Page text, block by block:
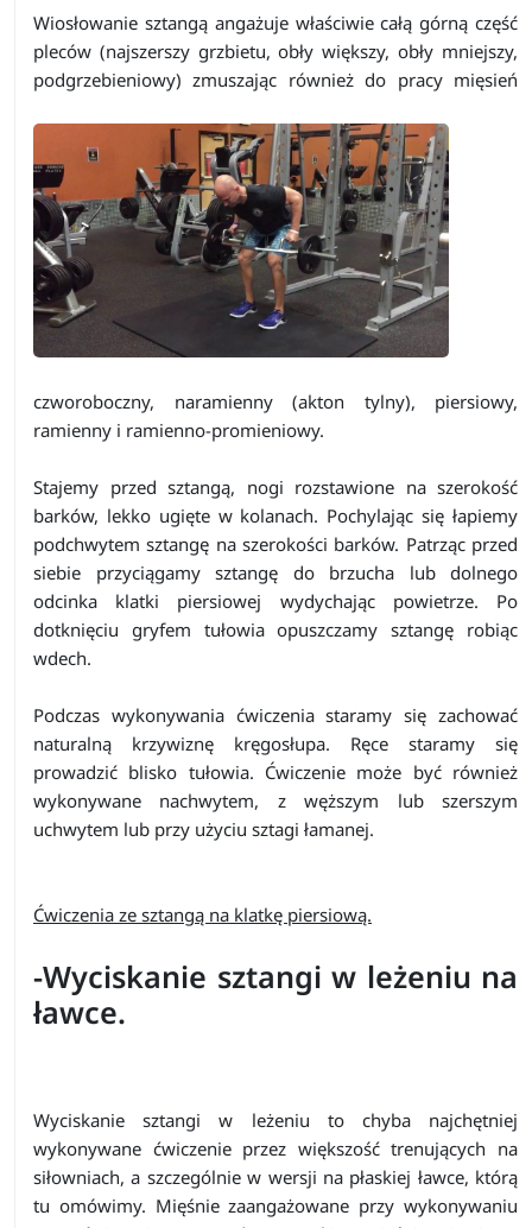
Wiosłowanie sztangą angażuje właściwie całą górną część
pleców (najszerszy grzbietu, obły większy, obły mniejszy,
podgrzebieniowy) zmuszając również do pracy mięsień
czworoboczny, naramienny (akton tylny), piersiowy,
ramienny i ramienno-promieniowy.
Stajemy przed sztangą, nogi rozstawione na szerokość
barków, lekko ugięte w kolanach. Pochylając się łapiemy
podchwytem sztangę na szerokości barków. Patrząc przed
siebie przyciągamy sztangę do brzucha lub dolnego
odcinka klatki piersiowej wydychając powietrze. Po
dotknięciu gryfem tułowia opuszczamy sztangę robiąc
wdech.
Podczas wykonywania ćwiczenia staramy się zachować
naturalną krzywiznę kręgosłupa. Ręce staramy się
prowadzić blisko tułowia. Ćwiczenie może być również
wykonywane nachwytem, z węższym lub szerszym
uchwytem lub przy użyciu sztagi łamanej.
Ćwiczenia ze sztangą na klatkę piersiową.
-Wyciskanie sztangi w leżeniu na
ławce.
Wyciskanie sztangi w leżeniu to chyba najchętniej
wykonywane ćwiczenie przez większość trenujących na
siłowniach, a szczególnie w wersji na płaskiej ławce, którą
tu omówimy. Mięśnie zaangażowane przy wykonywaniu